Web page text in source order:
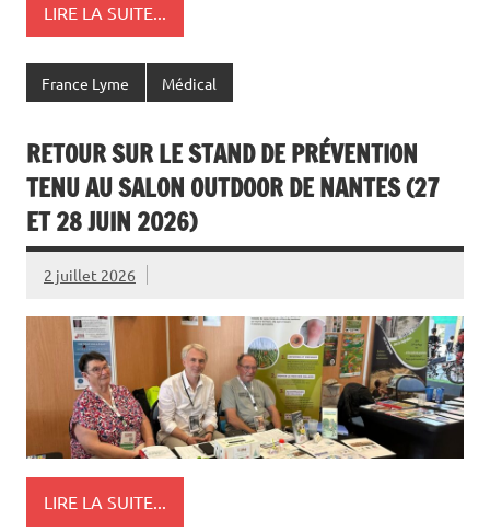
LIRE LA SUITE...
France Lyme Médical
RETOUR SUR LE STAND DE PRÉVENTION
TENU AU SALON OUTDOOR DE NANTES (27
ET 28 JUIN 2026)
2 juillet 2026
LIRE LA SUITE...